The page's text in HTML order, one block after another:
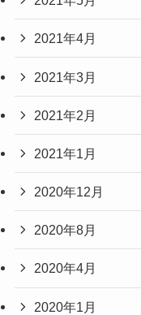
2021年4月
2021年3月
2021年2月
2021年1月
2020年12月
2020年8月
2020年4月
2020年1月